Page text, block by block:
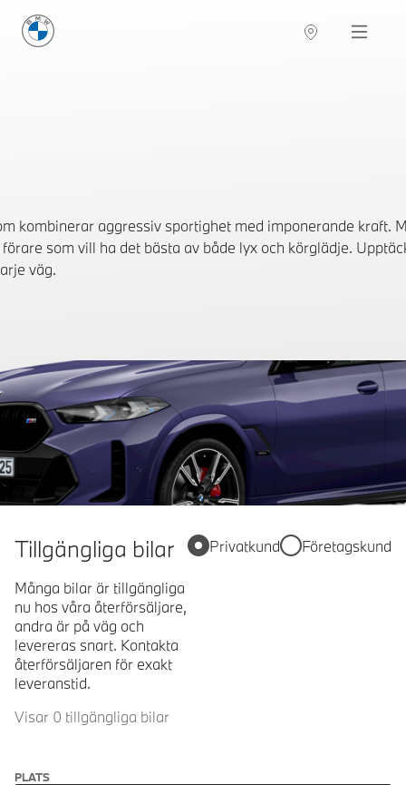
BMW Sverige Navigation
kombinerar aggressiv sportighet med imponerande kraft.
som vill ha det bästa av både lyx och körglädje.
väg.
Tillgängliga bilar
Många bilar är tillgängliga
nu hos våra återförsäljare,
andra är på väg och
levereras snart. Kontakta
återförsäljaren för exakt
leveranstid.
Visar 0 tillgängliga bilar
Privatkund Företagskund
PLATS